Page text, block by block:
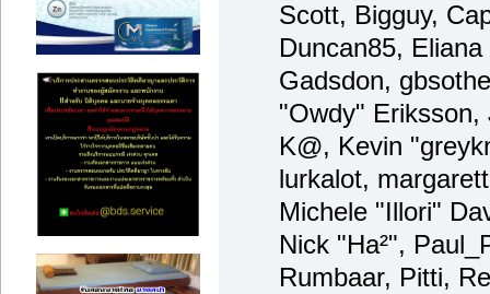
Scott, Bigguy,
Duncan85,
Gadsdon,
"Owdy"
K@, Kevin
lurkalot,
Michele "Illori"
Nick "Ha²",
Rumbaar, Pitti,